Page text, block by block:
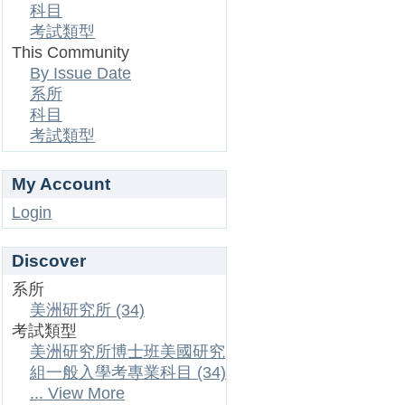
科目
考試類型
This Community
By Issue Date
系所
科目
考試類型
My Account
Login
Discover
系所
美洲研究所 (34)
考試類型
美洲研究所博士班美國研究
組一般入學考專業科目 (34)
... View More